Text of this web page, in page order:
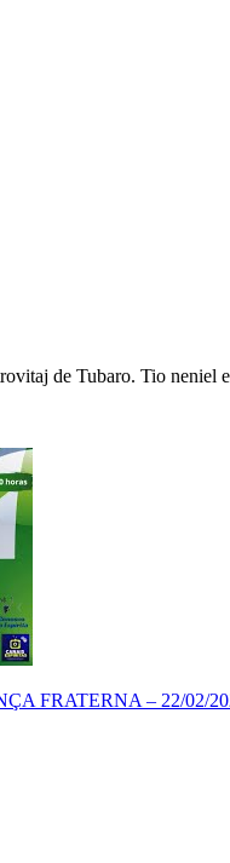
de Tubaro. Tio neniel
FRATERNA – 22/02/